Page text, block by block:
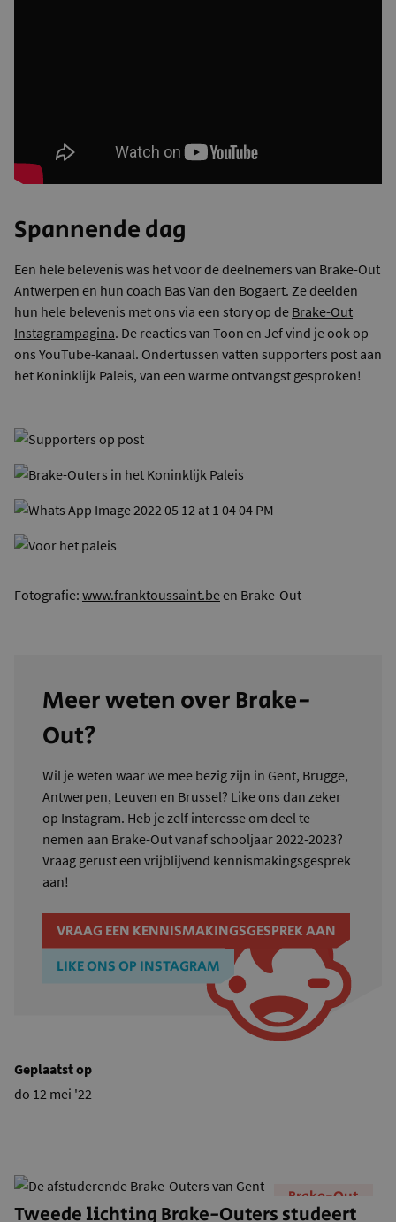
Spannende dag
Een hele belevenis was het voor de deelnemers van Brake-Out
Antwerpen en hun coach Bas Van den Bogaert. Ze deelden
hun hele belevenis met ons via een story op de Brake-Out
Instagrampagina. De reacties van Toon en Jef vind je ook op
ons YouTube-kanaal. Ondertussen vatten supporters post aan
het Koninklijk Paleis, van een warme ontvangst gesproken!
Fotografie: www.franktoussaint.been Brake-Out
Meer weten over Brake-
Out?
Wil je weten waar we mee bezig zijn in Gent, Brugge,
Antwerpen, Leuven en Brussel? Like ons dan zeker
op Instagram. Heb je zelf interesse om deel te
nemen aan Brake-Out vanaf schooljaar 2022-2023?
Vraag gerust een vrijblijvend kennismakingsgesprek
aan!
VRAAG EEN KENNISMAKINGSGESPREK AAN
LIKE ONS OP INSTAGRAM
Geplaatst op
do 12 mei '22
Brake-Out
Tweede lichting Brake-Outers studeert